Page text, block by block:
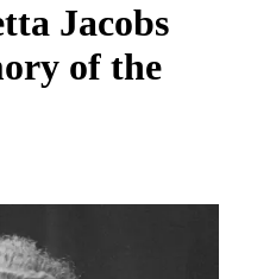
Jacobs
of the